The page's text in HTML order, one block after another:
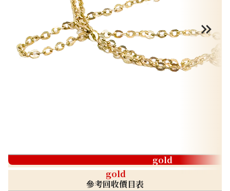
gold
gold
參考回收價目表